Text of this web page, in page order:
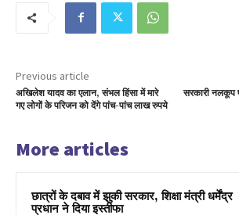
Previous article
अखिलेश यादव का एलान, संभल हिंसा में मारे
गए लोगों के परिजन को देंगे पांच-पांच लाख रुपये
सरकारी नलकूप
More articles
छात्रों के दबाव में झुकी सरकार, शिक्षा मंत्री धर्मेंद्र
प्रधान ने दिया इस्तीफा